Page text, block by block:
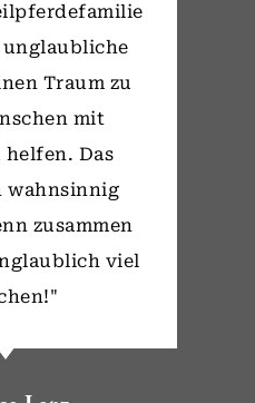
Traum zu
mit
helfen. Das
wahnsinnig
zusammen
viel